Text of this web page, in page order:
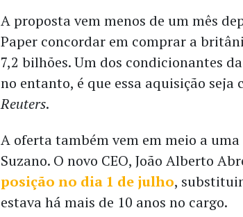
A proposta vem menos de um mês
Paper concordar em comprar a
7,2 bilhões. Um dos condicionantes
no entanto, é que essa aquisição seja
Reuters.
A oferta também vem em meio a
Suzano. O novo CEO, João Alberto
posição no dia 1 de julho,
estava há mais de 10 anos no cargo.